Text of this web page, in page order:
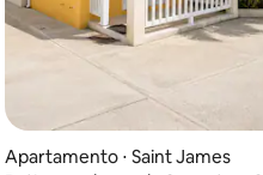
Apartamento ⋅ Saint James